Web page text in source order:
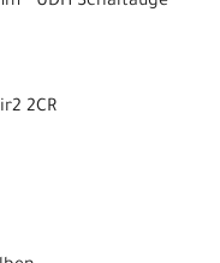
2CR